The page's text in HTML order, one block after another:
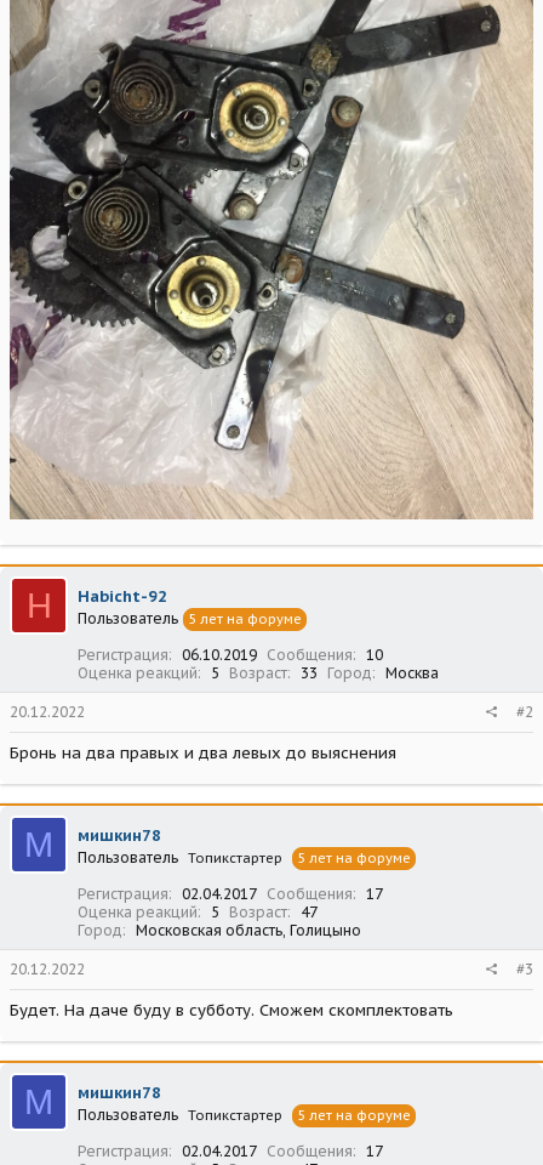
H Habicht-92
Пользователь 5 лет на форуме
Регистрация 06.10.2019 Сообщения
10
Оценка реакций
5 Возраст 33 Город Москва
20.12.2022 #2
Бронь на два правых и два левых до выяснения
М мишкин78
Пользователь Топикстартер 5 лет на форуме
Регистрация 02.04.2017 Сообщения
17
Оценка реакций
5 Возраст
47
Город
Московская область, Голицыно
20.12.2022 #3
Будет. На даче буду в субботу. Сможем скомплектовать
М мишкин78
Пользователь Топикстартер 5 лет на форуме
Регистрация 02.04.2017 Сообщения
17